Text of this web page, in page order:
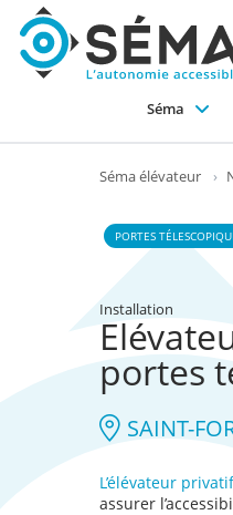
Séma
Séma élévateur ›
PORTES
Installation
portes
SAINT-
L’élévateur
assurer